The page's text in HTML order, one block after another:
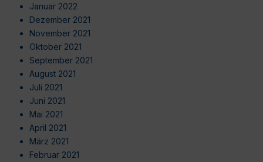
Januar 2022
Dezember 2021
November 2021
Oktober 2021
September 2021
August 2021
Juli 2021
Juni 2021
Mai 2021
April 2021
März 2021
Februar 2021